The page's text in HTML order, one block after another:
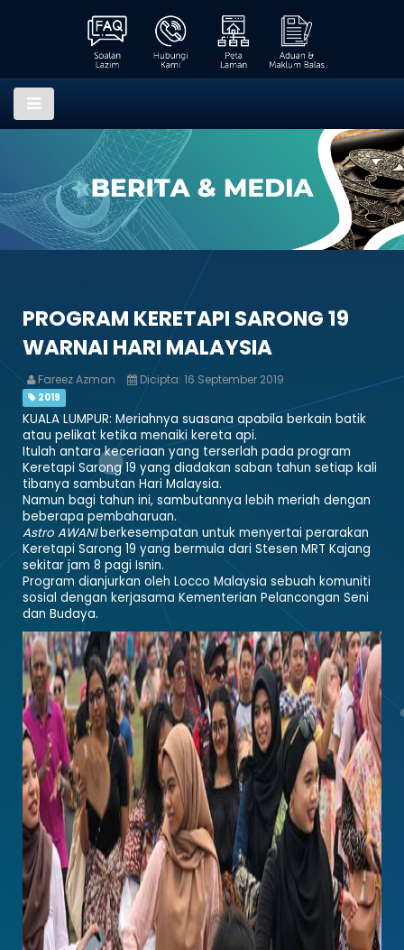
PROGRAM KERETAPI SARONG 19
WARNAI HARI MALAYSIA
Fareez Azman Dicipta: 16 September 2019
2019
KUALA LUMPUR: Meriahnya suasana apabila berkain batik
atau pelikat ketika menaiki kereta api.
Itulah antara keceriaan yang terserlah pada program
Keretapi Sarong 19 yang diadakan saban tahun setiap kali
tibanya sambutan Hari Malaysia.
Namun bagi tahun ini, sambutannya lebih meriah dengan
beberapa pembaharuan.
Astro AWANIberkesempatan untuk menyertai perarakan
Keretapi Sarong 19 yang bermula dari Stesen MRT Kajang
sekitar jam 8 pagi Isnin.
Program dianjurkan oleh Locco Malaysia sebuah komuniti
sosial dengan kerjasama Kementerian Pelancongan Seni
dan Budaya.